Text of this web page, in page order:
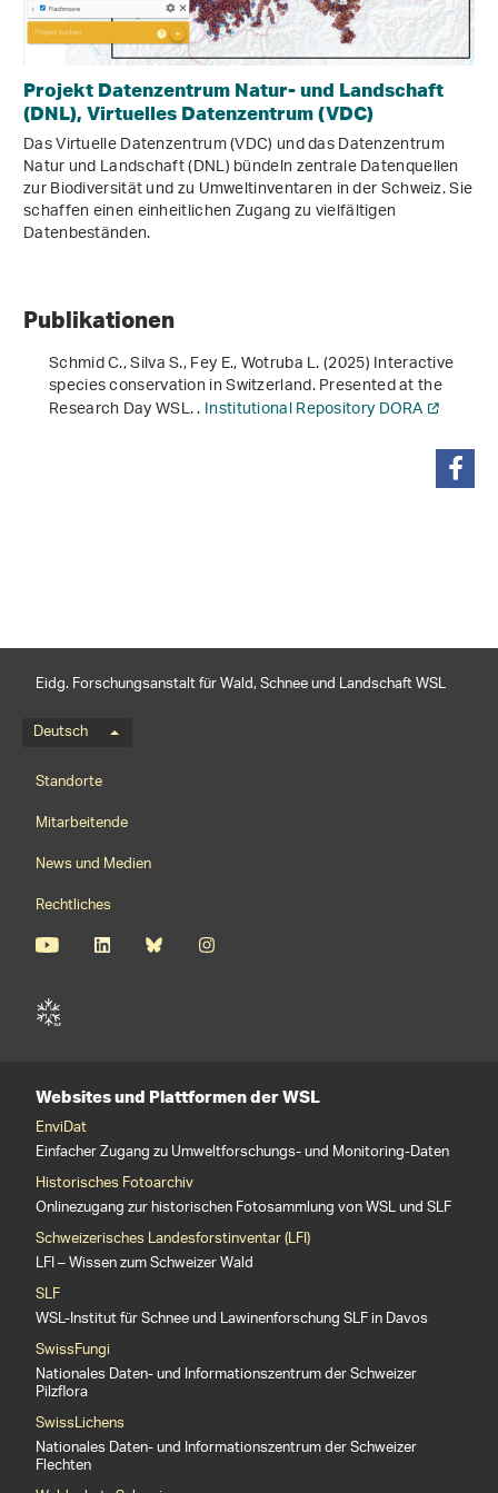
Projekt Datenzentrum Natur- und Landschaft
(DNL), Virtuelles Datenzentrum (VDC)
Das Virtuelle Datenzentrum (VDC) und das Datenzentrum
Natur und Landschaft (DNL) bündeln zentrale Datenquellen
zur Biodiversität und zu Umweltinventaren in der Schweiz. Sie
schaffen einen einheitlichen Zugang zu vielfältigen
Datenbeständen.
Publikationen
Schmid C., Silva S., Fey E., Wotruba L. (2025) Interactive
species conservation in Switzerland. Presented at the
Research Day WSL. .Institutional Repository DORA
Eidg. Forschungsanstalt für Wald, Schnee und Landschaft WSL
Sprachmenü
Deutsch
Footernavigation
Standorte
Mitarbeitende
News und Medien
Rechtliches
Websites und Plattformen der WSL
EnviDat
Einfacher Zugang zu Umweltforschungs- und Monitoring-Daten
Historisches Fotoarchiv
Onlinezugang zur historischen Fotosammlung von WSL und SLF
Schweizerisches Landesforstinventar (LFI)
LFI – Wissen zum Schweizer Wald
SLF
WSL-Institut für Schnee und Lawinenforschung SLF in Davos
SwissFungi
Nationales Daten- und Informationszentrum der Schweizer
Pilzflora
SwissLichens
Nationales Daten- und Informationszentrum der Schweizer
Flechten